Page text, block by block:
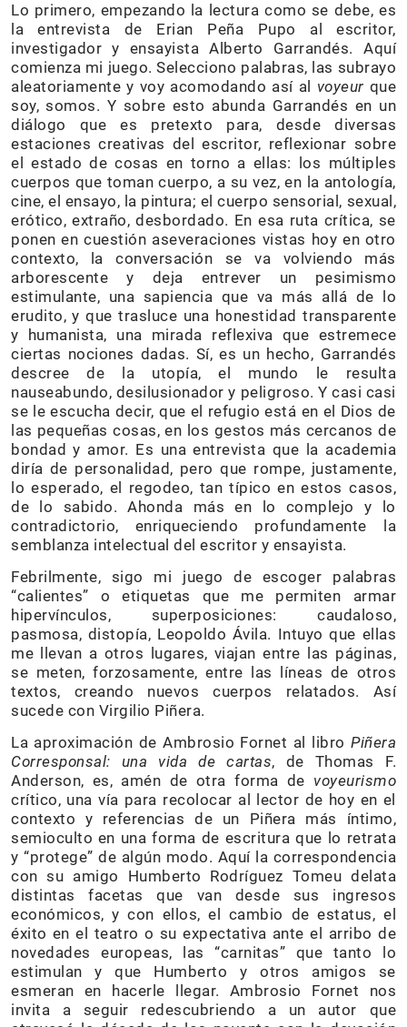
Lo primero, empezando la lectura como se debe, es
la entrevista de Erian Peña Pupo al escritor,
investigador y ensayista Alberto Garrandés. Aquí
comienza mi juego. Selecciono palabras, las subrayo
aleatoriamente y voy acomodando así al voyeur que
soy, somos. Y sobre esto abunda Garrandés en un
diálogo que es pretexto para, desde diversas
estaciones creativas del escritor, reflexionar sobre
el estado de cosas en torno a ellas: los múltiples
cuerpos que toman cuerpo, a su vez, en la antología,
cine, el ensayo, la pintura; el cuerpo sensorial, sexual,
erótico, extraño, desbordado. En esa ruta crítica, se
ponen en cuestión aseveraciones vistas hoy en otro
contexto, la conversación se va volviendo más
arborescente y deja entrever un pesimismo
estimulante, una sapiencia que va más allá de lo
erudito, y que trasluce una honestidad transparente
y humanista, una mirada reflexiva que estremece
ciertas nociones dadas. Sí, es un hecho, Garrandés
descree de la utopía, el mundo le resulta
nauseabundo, desilusionador y peligroso. Y casi casi
se le escucha decir, que el refugio está en el Dios de
las pequeñas cosas, en los gestos más cercanos de
bondad y amor. Es una entrevista que la academia
diría de personalidad, pero que rompe, justamente,
lo esperado, el regodeo, tan típico en estos casos,
de lo sabido. Ahonda más en lo complejo y lo
contradictorio, enriqueciendo profundamente la
semblanza intelectual del escritor y ensayista.
Febrilmente, sigo mi juego de escoger palabras
“calientes” o etiquetas que me permiten armar
hipervínculos, superposiciones: caudaloso,
pasmosa, distopía, Leopoldo Ávila. Intuyo que ellas
me llevan a otros lugares, viajan entre las páginas,
se meten, forzosamente, entre las líneas de otros
textos, creando nuevos cuerpos relatados. Así
sucede con Virgilio Piñera.
La aproximación de Ambrosio Fornet al libro Piñera
Corresponsal: una vida de cartas, de Thomas F.
Anderson, es, amén de otra forma de voyeurismo
crítico, una vía para recolocar al lector de hoy en el
contexto y referencias de un Piñera más íntimo,
semioculto en una forma de escritura que lo retrata
y “protege” de algún modo. Aquí la correspondencia
con su amigo Humberto Rodríguez Tomeu delata
distintas facetas que van desde sus ingresos
económicos, y con ellos, el cambio de estatus, el
éxito en el teatro o su expectativa ante el arribo de
novedades europeas, las “carnitas” que tanto lo
estimulan y que Humberto y otros amigos se
esmeran en hacerle llegar. Ambrosio Fornet nos
invita a seguir redescubriendo a un autor que